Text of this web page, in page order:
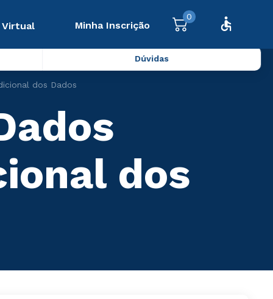
Virtual Minha Inscrição
0
Dúvidas
dos Dados
dos